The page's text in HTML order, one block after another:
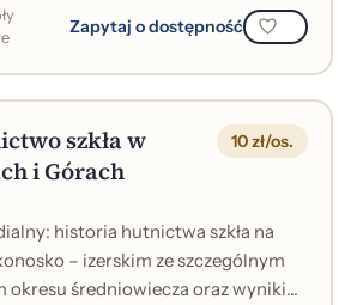
oraz...
Zapytaj o dostępność
szkła w
i Górach
10 zł/os.
historia hutnictwa szkła na
– izerskim ze szczególnym
okresu średniowiecza oraz wyniki